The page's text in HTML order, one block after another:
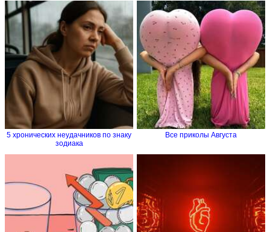
5 хронических неудачников по знаку
зодиака
Все приколы Августа